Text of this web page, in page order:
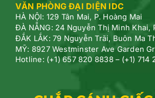
VĂN PHÒNG ĐẠI DIỆN IDC
HÀ NỘI: 129 Tân Mai, P. Hoàng Mai
ĐÀ NẴNG: 24 Nguyễn Thị Minh Khai,
ĐẮK LẮK: 79 Nguyễn Trãi, Buôn Ma
MỸ: 8927 Westminster Ave Garden
Hotline: (+1) 657 820 8838 – (+1) 714